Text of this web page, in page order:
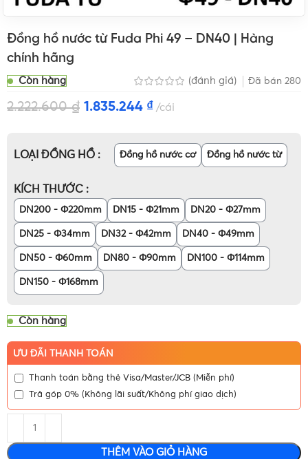
Đồng hồ nước từ Fuda Phi 49 – DN40 | Hàng
chính hãng
Còn hàng (đánh giá) Đã bán 280
2.222.600₫ 1.835.244 ₫ cái
LOẠI ĐỒNG HỒ Đồng hồ nước cơ Đồng hồ nước từ
KÍCH THƯỚC
DN200 - Φ220mm DN15 - Φ21mm DN20 - Φ27mm
DN25 - Φ34mm DN32 - Φ42mm DN40 - Φ49mm
DN50 - Φ60mm DN80 - Φ90mm DN100 - Φ114mm
DN150 - Φ168mm
Còn hàng
ƯU ĐÃI THANH TOÁN
Thanh toán bằng thẻ Visa/Master/JCB (Miễn phí)
Trả góp 0% (Không lãi suất/Không phí giao dịch)
THÊM VÀO GIỎ HÀNG